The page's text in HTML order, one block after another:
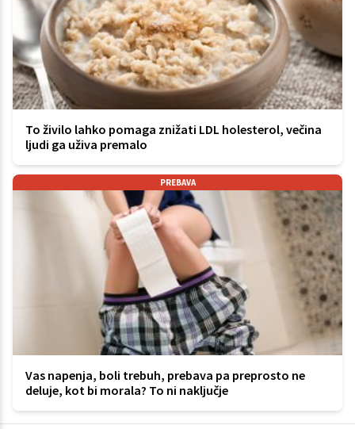
To živilo lahko pomaga znižati LDL holesterol, večina
ljudi ga uživa premalo
PREBAVA
Vas napenja, boli trebuh, prebava pa preprosto ne
deluje, kot bi morala? To ni naključje